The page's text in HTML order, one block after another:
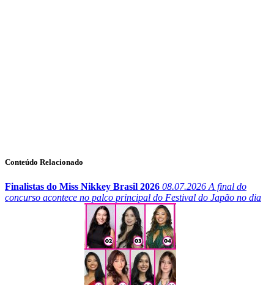
Conteúdo Relacionado
Finalistas do Miss Nikkey Brasil 2026 08.07.2026 A final do
concurso acontece no palco principal do Festival do Japão no dia